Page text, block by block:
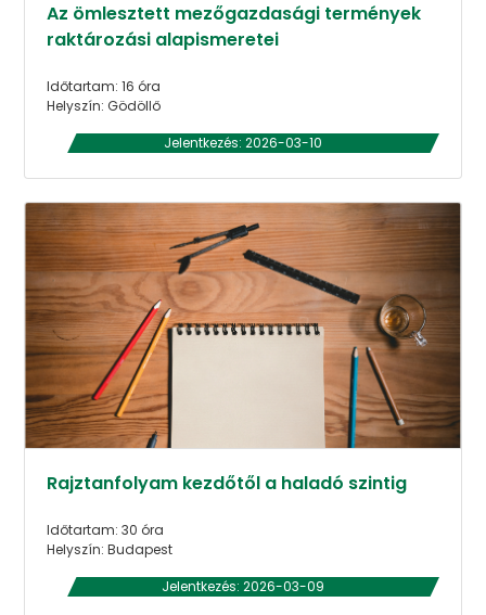
Az ömlesztett mezőgazdasági termények
raktározási alapismeretei
Időtartam: 16 óra
Helyszín: Gödöllő
Jelentkezés: 2026-03-10
Rajztanfolyam kezdőtől a haladó szintig
Időtartam: 30 óra
Helyszín: Budapest
Jelentkezés: 2026-03-09